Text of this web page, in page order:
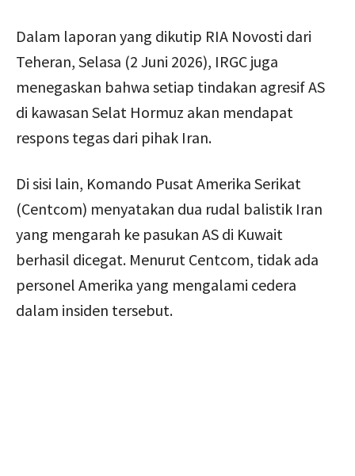
Dalam laporan yang dikutip RIA Novosti dari
Teheran, Selasa (2 Juni 2026), IRGC juga
menegaskan bahwa setiap tindakan agresif AS
di kawasan Selat Hormuz akan mendapat
respons tegas dari pihak Iran.
Di sisi lain, Komando Pusat Amerika Serikat
(Centcom) menyatakan dua rudal balistik Iran
yang mengarah ke pasukan AS di Kuwait
berhasil dicegat. Menurut Centcom, tidak ada
personel Amerika yang mengalami cedera
dalam insiden tersebut.